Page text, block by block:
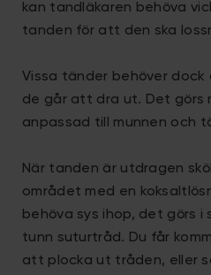
kan tandläkaren behöva
tanden för att den ska
Vissa tänder behöver dock
de går att dra ut. Det görs
anpassad till munnen och
När tanden är utdragen
området med en
behöva sys ihop, det görs i
tunn suturtråd. Du får
att plocka ut tråden, eller